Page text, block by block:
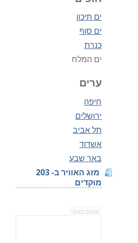
ים תיכון
ים סוף
כנרת
ים המלח
ערים
חיפה
ירושלים
תל אביב
אשדוד
באר שבע
מזג האוויר ב- 203
מוקדים
פרסום באתר